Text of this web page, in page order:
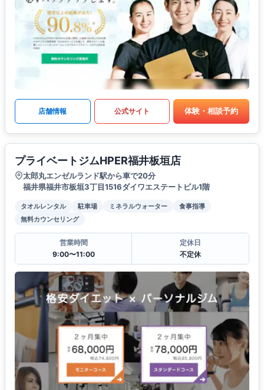
店舗情報 公式サイト 体験・相談予約
プライベートジムHPER福井板垣店
太郎丸エンゼルランド駅から車で20分
福井県福井市板垣3丁目1516ダイワエステートビル1階
タオルレンタル 駐車場 ミネラルウォーター
食事指導
無料カウンセリング
営業時間
9:00〜11:00
定休日
不定休